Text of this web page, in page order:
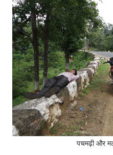
पचमढ़ी और